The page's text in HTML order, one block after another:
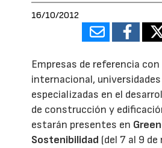
16/10/2012
Empresas de referencia
internacional,
especializadas en el
de construcción y
estarán presentes en
Sostenibilidad (del 7 al 9